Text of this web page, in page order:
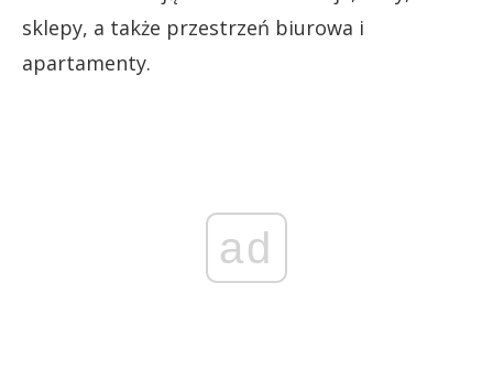
sklepy, a także przestrzeń biurowa i
apartamenty.
ad